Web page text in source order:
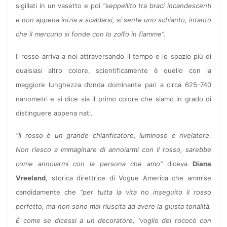
sigillati in un vasetto e poi “seppellito tra braci incandescenti
e non appena inizia a scaldarsi, si sente uno schianto, intanto
che il mercurio si fonde con lo zolfo in fiamme”.
Il rosso arriva a noi attraversando il tempo e lo spazio più di
qualsiasi altro colore, scientificamente è quello con la
maggiore lunghezza d’onda dominante pari a circa 625-740
nanometri e si dice sia il primo colore che siamo in grado di
distinguere appena nati.
“Il rosso è un grande chiarificatore, luminoso e rivelatore.
Non riesco a immaginare di annoiarmi con il rosso, sarebbe
come annoiarmi con la persona che amo”diceva Diana
Vreeland, storica direttrice di Vogue America che ammise
candidamente che “per tutta la vita ho inseguito il rosso
perfetto, ma non sono mai riuscita ad avere la giusta tonalità.
È come se dicessi a un decoratore, ‘voglio del rococò con